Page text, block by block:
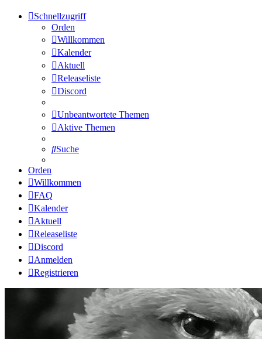
Schnellzugriff
Orden
Willkommen
Kalender
Aktuell
Releaseliste
Discord
Unbeantwortete Themen
Aktive Themen
Suche
Orden
Willkommen
FAQ
Kalender
Aktuell
Releaseliste
Discord
Anmelden
Registrieren